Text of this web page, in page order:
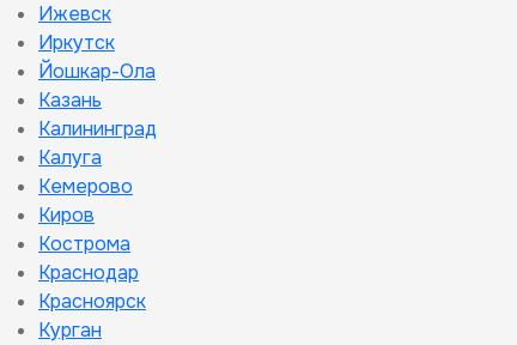
Ижевск
Иркутск
Йошкар-Ола
Казань
Калининград
Калуга
Кемерово
Киров
Кострома
Краснодар
Красноярск
Курган